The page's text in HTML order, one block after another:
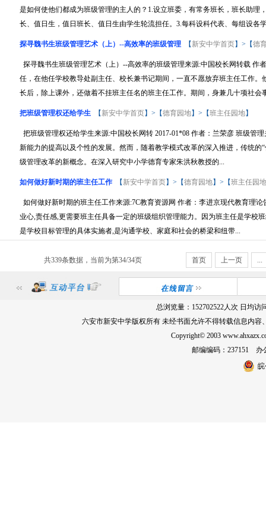
是如何使他们都成为班级管理的主人的？1.设立班委，有常务班长，班长助理
长、值日生，值日班长、值日生由学生轮流担任。3.每科设科代表、每组设各
探寻魏书生班级管理艺术（上）--高效率的班级管理 【 新安中学首页】>【德
探寻魏书生班级管理艺术（上）--高效率的班级管理来源:中国校长网转载 作
任，在他任学校教导处副主任、校长兼书记期间，一直不愿放弃班主任工作
长后，除上课外，还做着不挂班主任名的班主任工作。期间，身兼几十项社会
把班级管理权还给学生 【 新安中学首页】>【德育园地】>【班主任园地】
把班级管理权还给学生来源:中国校长网转 2017-01*08 作者：兰荣彦 班级管
新能力的提高以及个性的发展。然而，随着教学模式改革的深入推进，传统
级管理改革的新概念。在深入研究中小学德育专家朱洪秋教授的...
如何做好新时期的班主任工作 【 新安中学首页】>【德育园地】>【班主任园地
如何做好新时期的班主任工作来源:7C教育资源网 作者：李进京现代教育理
业心,责任感,更需要班主任具备一定的班级组织管理能力。因为班主任是学校
是学校目标管理的具体实施者,是沟通学校、家庭和社会的桥梁和纽带...
共339条数据，当前为第34/34页 首页 上一页 ...
总浏览量： 152702522人次 日均访
六安市新安中学版权所有 未经书面允许不得转载信息内容
Copyright© 2003
邮编编码：237151 办
皖